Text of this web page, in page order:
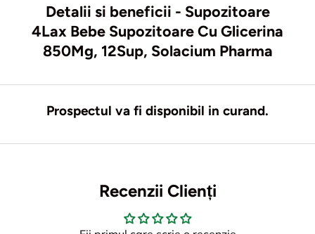
Detalii si beneficii - Supozitoare
4Lax Bebe Supozitoare Cu Glicerina
850Mg, 12Sup, Solacium Pharma
Prospectul va fi disponibil in curand.
Recenzii Clienți